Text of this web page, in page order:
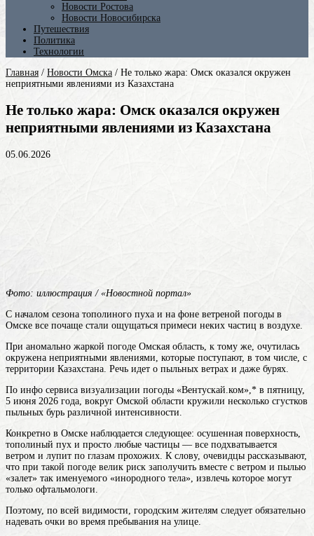
Новости Ростова
Новости Новосибирска
Путешествия
Политика
Технологии
Главная / Новости Омска / Не только жара: Омск оказался окружен
неприятными явлениями из Казахстана
Не только жара: Омск оказался окружен
неприятными явлениями из Казахстана
05.06.2026
Фото: иллюстрация / «Новостной портал»
С началом сезона тополиного пуха и на фоне ветреной погоды в
Омске все почаще стали ощущаться примеси неких частиц в воздухе.
При аномально жаркой погоде Омская область, к тому же, очутилась
окружена неприятными явлениями, которые поступают, в том числе, с
территории Казахстана. Речь идет о пыльных ветрах и даже бурях.
По инфо сервиса визуализации погоды «Вентускай.ком»,* в пятницу,
5 июня 2026 года, вокруг Омской области кружили несколько сгустков
пыльных бурь различной интенсивности.
Конкретно в Омске наблюдается следующее: осушенная поверхность,
тополиный пух и просто любые частицы — все подхватывается
ветром и лупит по глазам прохожих. К слову, очевидцы рассказывают,
что при такой погоде велик риск заполучить вместе с ветром и пылью
«залет» так именуемого «инородного тела», извлечь которое могут
только офтальмологи.
Поэтому, по всей видимости, городским жителям следует обязательно
надевать очки во время пребывания на улице.